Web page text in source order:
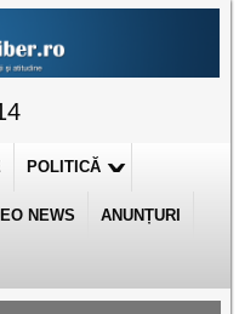
POLITICĂ
NEWS ANUNȚURI